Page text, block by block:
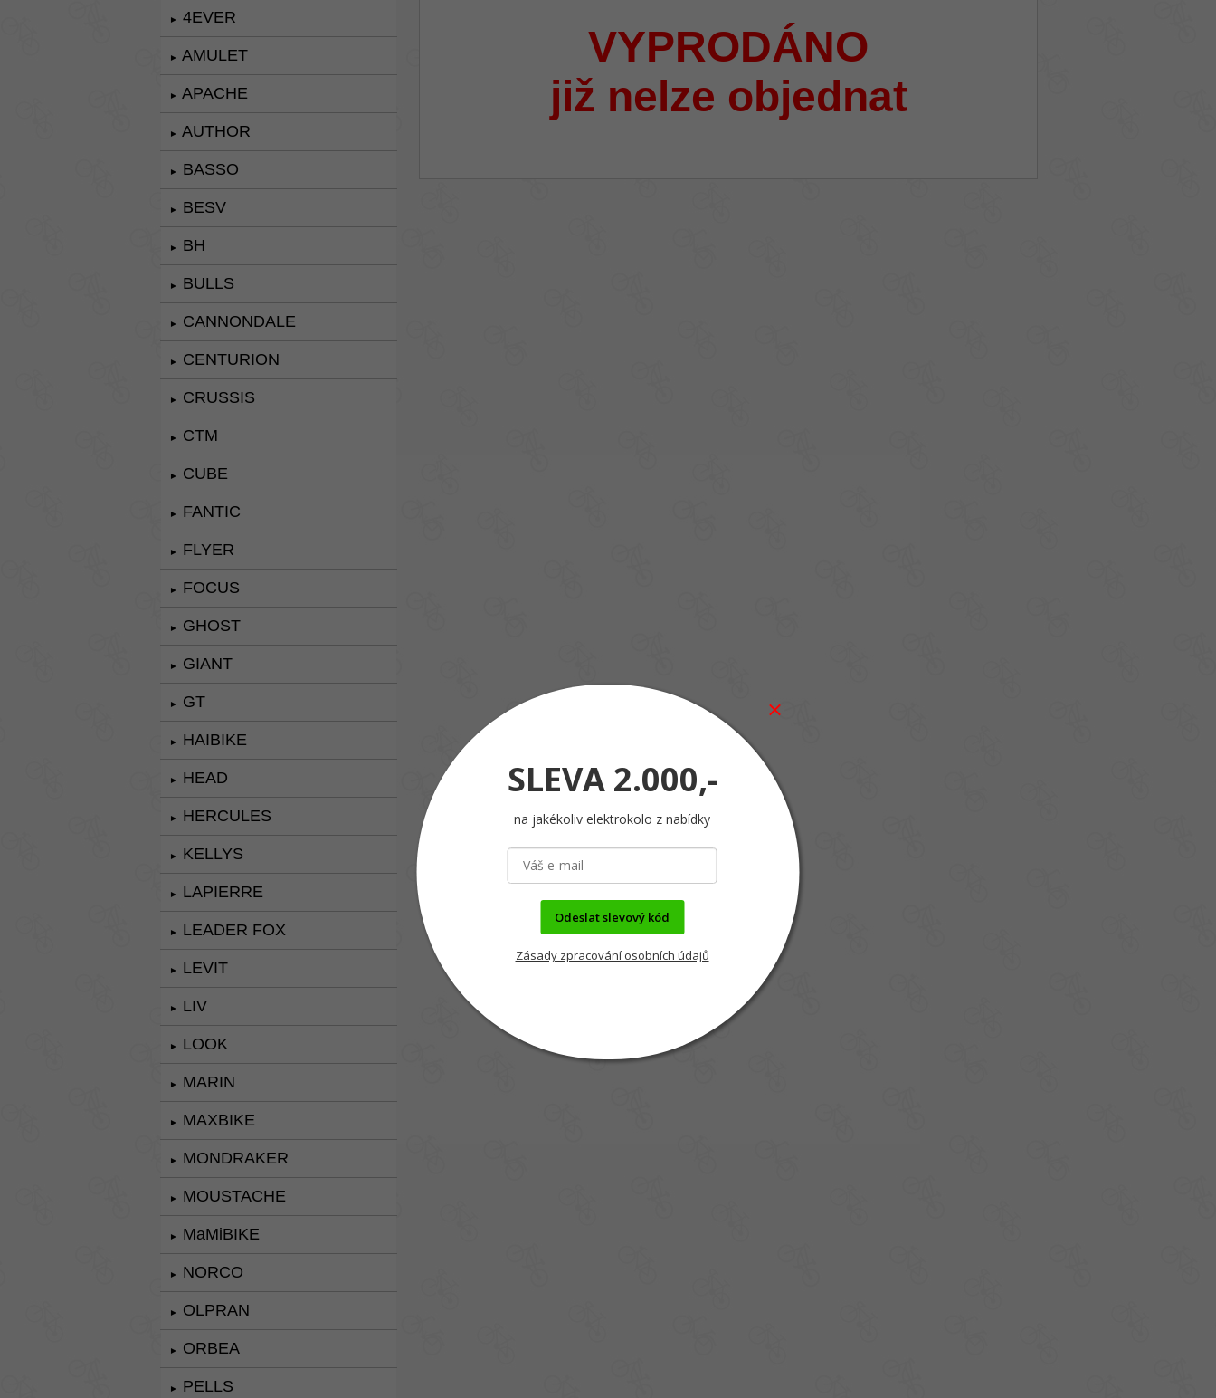
► 4EVER
► AMULET
► APACHE
► AUTHOR
► BASSO
► BESV
► BH
► BULLS
► CANNONDALE
► CENTURION
► CRUSSIS
► CTM
► CUBE
► FANTIC
► FLYER
► FOCUS
► GHOST
► GIANT
► GT
► HAIBIKE
► HEAD
► HERCULES
► KELLYS
► LAPIERRE
► LEADER FOX
► LEVIT
► LIV
► LOOK
► MARIN
► MAXBIKE
► MONDRAKER
► MOUSTACHE
► MaMiBIKE
► NORCO
► OLPRAN
► ORBEA
► PELLS
VYPRODÁNO
již nelze objednat
SLEVA 2.000,-
na jakékoliv elektrokolo z nabídky
Odeslat slevový kód
Zásady zpracování osobních údajů